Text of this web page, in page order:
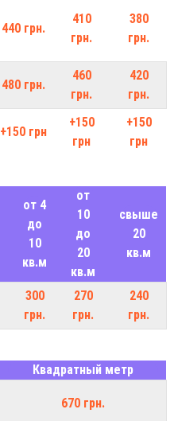
440 грн.
410
грн.
380
грн.
480 грн.
460
грн.
420
грн.
+150 грн
+150
грн
+150
грн
от 4
до
10
кв.м
от
10
до
20
кв.м
свыше
20
кв.м
300
грн.
270
грн.
240
грн.
Квадратный метр
670 грн.